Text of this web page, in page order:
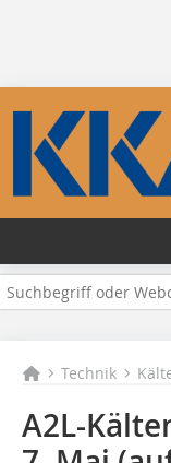
Technik
A2L-